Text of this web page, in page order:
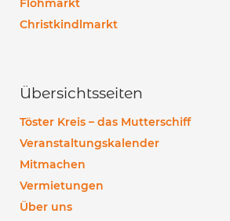
Flohmarkt
Christkindlmarkt
Übersichtsseiten
Töster Kreis – das Mutterschiff
Veranstaltungskalender
Mitmachen
Vermietungen
Über uns